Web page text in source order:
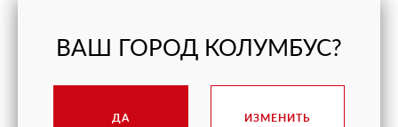
Выгодная аренда манипулятора с
присоской в Москве
Компания ARLIFT уже не первый год занимается сдачей в
ВАШ ГОРОД КОЛУМБУС?
ДА ИЗМЕНИТЬ